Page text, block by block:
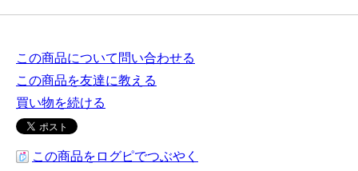
この商品について問い合わせる
この商品を友達に教える
買い物を続ける
この商品をログピでつぶやく